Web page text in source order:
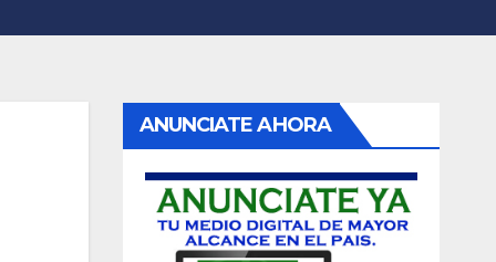
ANUNCIATE AHORA